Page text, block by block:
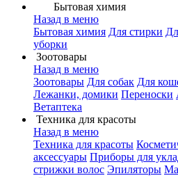
Бытовая химия
Назад в меню
Бытовая химия Для стирки
уборки
Зоотовары
Назад в меню
Зоотовары Для собак Для
Лежанки, домики Переноски
Ветаптека
Техника для красоты
Назад в меню
Техника для красоты
аксессуары Приборы для
стрижки волос Эпиляторы